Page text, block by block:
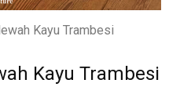
Kayu Trambesi
Kayu Trambesi